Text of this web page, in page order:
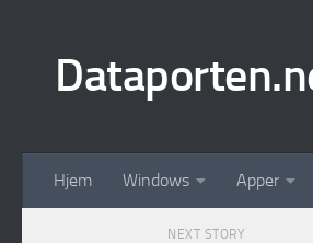
Hjem Windows Apper
NEXT STORY